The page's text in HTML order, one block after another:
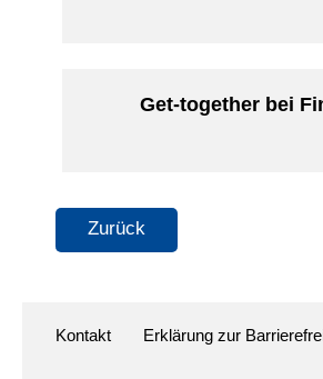
Get-together bei
Kontakt Erklärung zur